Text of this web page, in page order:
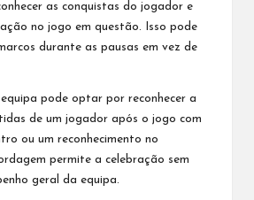
as conquistas do jogador e
no jogo em questão. Isso pode
durante as pausas em vez de
equipa pode optar por reconhecer a
de um jogador após o jogo com
ou um reconhecimento no
permite a celebração sem
geral da equipa.